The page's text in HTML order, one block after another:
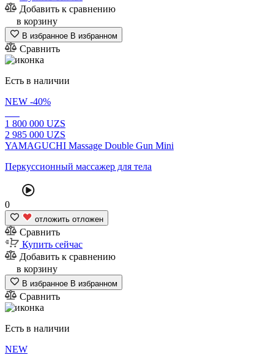
Добавить к сравнению
в корзину
В избранное В избранном
Сравнить
Есть в наличии
NEW -40%
1 800 000 UZS
2 985 000 UZS
YAMAGUCHI Massage Double Gun Mini
Перкуссионный массажер для тела
0
отложить отложен
Сравнить
Купить сейчас
Добавить к сравнению
в корзину
В избранное В избранном
Сравнить
Есть в наличии
NEW